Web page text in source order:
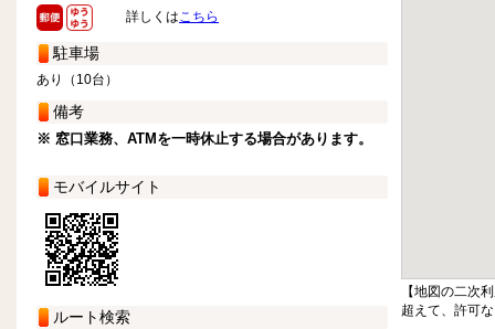
詳しくはこちら
駐車場
あり（10台）
備考
※ 窓口業務、ATMを一時休止する場合があります。
モバイルサイト
ルート検索
【地図の二次
超えて、許可